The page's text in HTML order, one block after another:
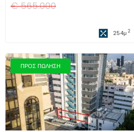
€565.000
254μ 2
ΠΡΟΣ ΠΩΛΗΣΗ
Προηγούμενο